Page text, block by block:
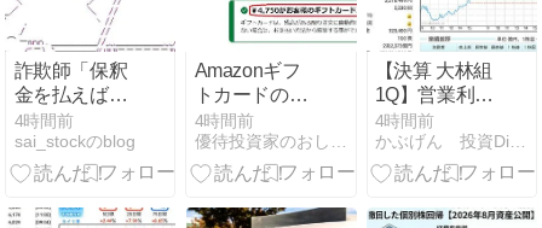
詐欺師「保釈
金を払えば逮
捕されない」
30代男性
1342万円騙し
警察に誘導さ
4時間前
sai_stockのblog
Amazonギフ
トカードの株
主優待
4時間前
【決算 大林組
1Q】営業利益
107％増、国
内建築の採算
改善が鮮明
合が次焦点
4時間前